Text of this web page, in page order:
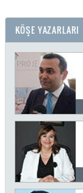
KÖŞE YAZARLARI